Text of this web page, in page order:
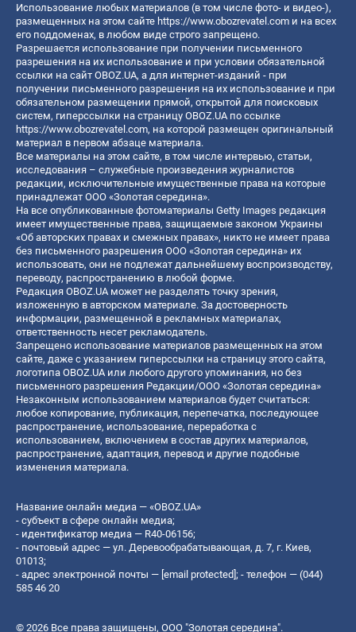
Использование любых материалов (в том числе фото- и видео-),
размещенных на этом сайте https://www.obozrevatel.com и на всех
его поддоменах, в любом виде строго запрещено.
Разрешается использование при получении письменного
разрешения на их использование и при условии обязательной
ссылки на сайт OBOZ.UA, а для интернет-изданий - при
получении письменного разрешения на их использование и при
обязательном размещении прямой, открытой для поисковых
систем, гиперссылки на страницу OBOZ.UA по ссылке
https://www.obozrevatel.com, на которой размещен оригинальный
материал в первом абзаце материала.
Все материалы на этом сайте, в том числе интервью, статьи,
исследования – служебные произведения журналистов
редакции, исключительные имущественные права на которые
принадлежат ООО «Золотая середина».
На все опубликованные фотоматериалы Getty Images редакция
имеет имущественные права, защищаемые законом Украины
«Об авторских правах и смежных правах», никто не имеет права
без письменного разрешения ООО «Золотая середина» их
использовать, они не подлежат дальнейшему воспроизводству,
переводу, распространению в любой форме.
Редакция OBOZ.UA может не разделять точку зрения,
изложенную в авторском материале. За достоверность
информации, размещенной в рекламных материалах,
ответственность несет рекламодатель.
Запрещено использование материалов размещенных на этом
сайте, даже с указанием гиперссылки на страницу этого сайта,
логотипа OBOZ.UA или любого другого упоминания, но без
письменного разрешения Редакции/ООО «Золотая середина»
Незаконным использованием материалов будет считаться:
любое копирование, публикация, перепечатка, последующее
распространение, использование, переработка с
использованием, включением в состав других материалов,
распространение, адаптация, перевод и другие подобные
изменения материала.
Название онлайн медиа — «OBOZ.UA»
- субъект в сфере онлайн медиа;
- идентификатор медиа — R40-06156;
- почтовый адрес — ул. Деревообрабатывающая, д. 7, г. Киев,
01013;
- адрес электронной почты — [email protected]; - телефон — (044)
585 46 20
© 2026 Все права защищены, ООО "Золотая середина".